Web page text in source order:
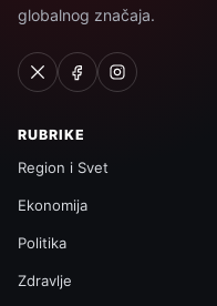
globalnog značaja.
RUBRIKE
Region i Svet
Ekonomija
Politika
Zdravlje